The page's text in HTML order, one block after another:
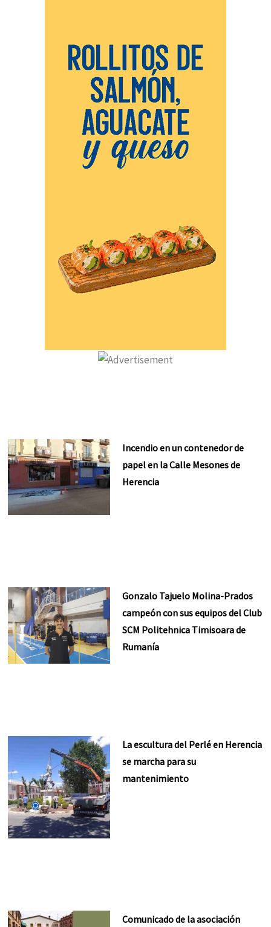
Incendio en un contenedor de
papel en la Calle Mesones de
Herencia
Gonzalo Tajuelo Molina-Prados
campeón con sus equipos del Club
SCM Politehnica Timisoara de
Rumanía
La escultura del Perlé en Herencia
se marcha para su
mantenimiento
Comunicado de la asociación